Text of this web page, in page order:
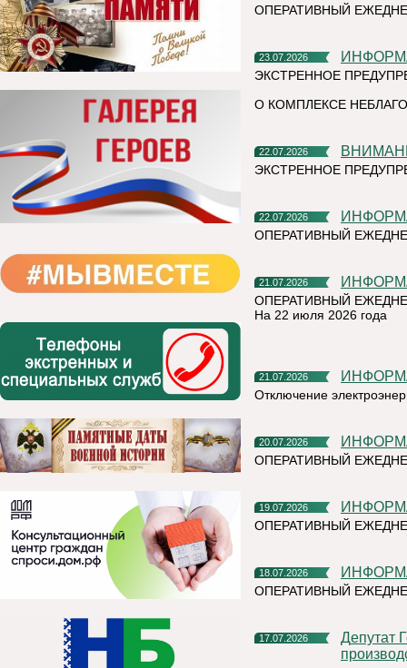
ОПЕРАТИВНЫЙ
23.07.2026
ЭКСТРЕННОЕ
О КОМПЛЕКСЕ
22.07.2026
ЭКСТРЕННОЕ
22.07.2026
ОПЕРАТИВНЫЙ
21.07.2026
ОПЕРАТИВНЫЙ
На 22 июля 2026 года
21.07.2026
Отключение
20.07.2026
ОПЕРАТИВНЫЙ
19.07.2026
ОПЕРАТИВНЫЙ
18.07.2026
ОПЕРАТИВНЫЙ
17.07.2026
Депутат Госдумы Мария Бутина познакомилась с